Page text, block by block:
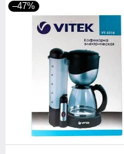
–47%